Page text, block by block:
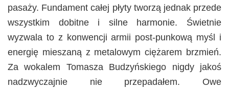
pasaży. Fundament całej płyty tworzą jednak przede
wszystkim dobitne i silne harmonie. Świetnie
wyzwala to z konwencji armii post-punkową myśl i
energię mieszaną z metalowym ciężarem brzmień.
Za wokalem Tomasza Budzyńskiego nigdy jakoś
nadzwyczajnie nie przepadałem. Owe